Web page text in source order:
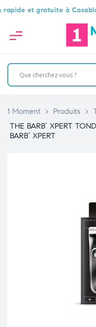
et gratuite à Casablanca
1 Moment > Produits >
THE BARB’ XPERT
BARB’ XPERT